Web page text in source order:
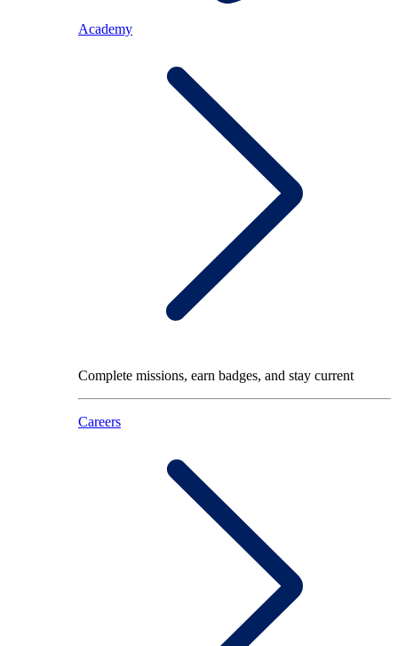
Academy
Complete missions, earn badges, and stay current
Careers